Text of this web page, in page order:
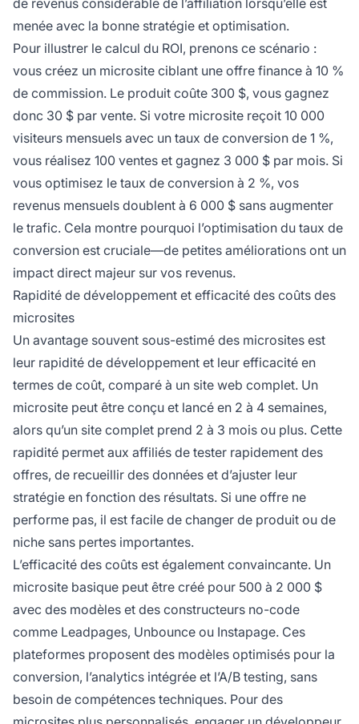
de revenus considérable de l’affiliation lorsqu’elle est
menée avec la bonne stratégie et optimisation.
Pour illustrer le calcul du ROI, prenons ce scénario :
vous créez un microsite ciblant une offre finance à 10 %
de commission. Le produit coûte 300 $, vous gagnez
donc 30 $ par vente. Si votre microsite reçoit 10 000
visiteurs mensuels avec un taux de conversion de 1 %,
vous réalisez 100 ventes et gagnez 3 000 $ par mois. Si
vous optimisez le taux de conversion à 2 %, vos
revenus mensuels doublent à 6 000 $ sans augmenter
le trafic. Cela montre pourquoi l’optimisation du taux de
conversion est cruciale—de petites améliorations ont un
impact direct majeur sur vos revenus.
Rapidité de développement et efficacité des coûts des
microsites
Un avantage souvent sous-estimé des microsites est
leur rapidité de développement et leur efficacité en
termes de coût, comparé à un site web complet. Un
microsite peut être conçu et lancé en 2 à 4 semaines,
alors qu’un site complet prend 2 à 3 mois ou plus. Cette
rapidité permet aux affiliés de tester rapidement des
offres, de recueillir des données et d’ajuster leur
stratégie en fonction des résultats. Si une offre ne
performe pas, il est facile de changer de produit ou de
niche sans pertes importantes.
L’efficacité des coûts est également convaincante. Un
microsite basique peut être créé pour 500 à 2 000 $
avec des modèles et des constructeurs no-code
comme Leadpages, Unbounce ou Instapage. Ces
plateformes proposent des modèles optimisés pour la
conversion, l’analytics intégrée et l’A/B testing, sans
besoin de compétences techniques. Pour des